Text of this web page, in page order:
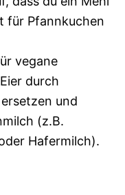
für Pfannkuchen
vegane
durch
und
(z.B.
Hafermilch).